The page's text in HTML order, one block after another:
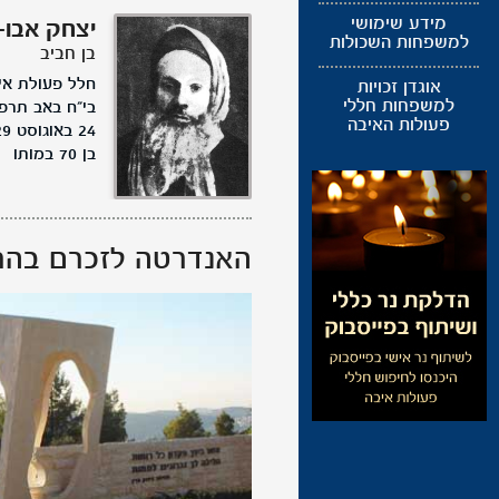
מידע שימושי
למשפחות השכולות
אוגדן זכויות
למשפחות חללי
פעולות האיבה
אליהו
בן ר' חיים
חלל פעולת
בי"ח באב
24 באוגוסט 1929
בן 55 במותו
אבושדיד ז''ל
איבה
תרפ"ט
יצחק
בן חביב
חלל פעולת
בי"ח באב
24 באוגוסט 1929
בן 70 במותו
האנדרטה לזכרם